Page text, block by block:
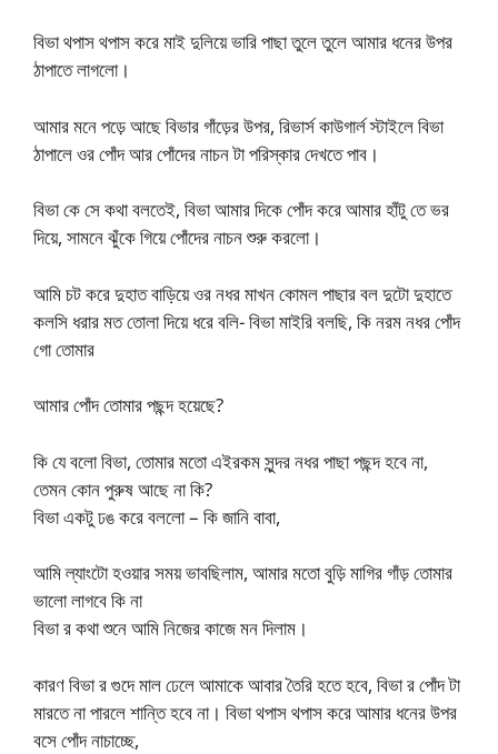
বিভা থপাস থপাস করে মাই দুলিয়ে ভারি পাছা তুলে তুলে আমার ধনের উপর
ঠাপাতে লাগলো।
আমার মনে পড়ে আছে বিভার গাঁড়ের উপর, রিভার্স কাউগার্ল স্টাইলে বিভা
ঠাপালে ওর পোঁদ আর পোঁদের নাচন টা পরিস্কার দেখতে পাব।
বিভা কে সে কথা বলতেই, বিভা আমার দিকে পোঁদ করে আমার হাঁটু তে ভর
দিয়ে, সামনে ঝুঁকে গিয়ে পোঁদের নাচন শুরু করলো।
আমি চট করে দুহাত বাড়িয়ে ওর নধর মাখন কোমল পাছার বল দুটো দুহাতে
কলসি ধরার মত তোলা দিয়ে ধরে বলি- বিভা মাইরি বলছি, কি নরম নধর পোঁদ
গো তোমার
আমার পোঁদ তোমার পছন্দ হয়েছে?
কি যে বলো বিভা, তোমার মতো এইরকম সুন্দর নধর পাছা পছন্দ হবে না,
তেমন কোন পুরুষ আছে না কি?
বিভা একটু ঢঙ করে বললো – কি জানি বাবা,
আমি ল্যাংটো হওয়ার সময় ভাবছিলাম, আমার মতো বুড়ি মাগির গাঁড় তোমার
ভালো লাগবে কি না
বিভা র কথা শুনে আমি নিজের কাজে মন দিলাম।
কারণ বিভা র গুদে মাল ঢেলে আমাকে আবার তৈরি হতে হবে, বিভা র পোঁদ টা
মারতে না পারলে শান্তি হবে না। বিভা থপাস থপাস করে আমার ধনের উপর
বসে পোঁদ নাচাচ্ছে,